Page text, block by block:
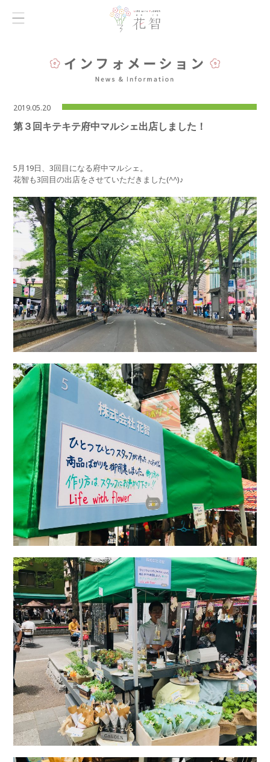
2019.05.20
第３回キテキテ府中マルシェ出店しました！
5月19日、3回目になる府中マルシェ。
花智も3回目の出店をさせていただきました(^^)♪